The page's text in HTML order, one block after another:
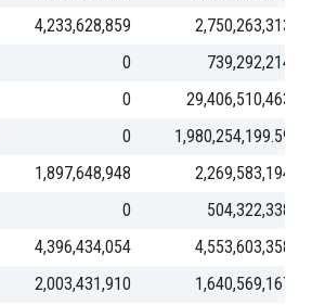
4,233,628,859
2,750,263,313
0
739,292,214
0
29,406,510,463
0
1,980,254,199.59
1,897,648,948
2,269,583,194
0
504,322,338
4,396,434,054
4,553,603,358
2,003,431,910
1,640,569,167